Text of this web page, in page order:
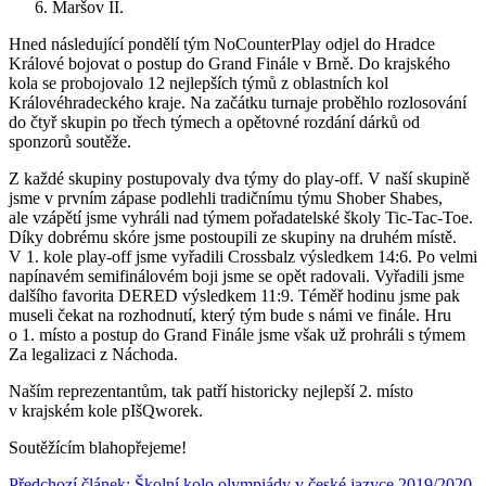
Maršov II.
Hned následující pondělí tým NoCounterPlay odjel do Hradce
Králové bojovat o postup do Grand Finále v Brně. Do krajského
kola se probojovalo 12 nejlepších týmů z oblastních kol
Královéhradeckého kraje. Na začátku turnaje proběhlo rozlosování
do čtyř skupin po třech týmech a opětovné rozdání dárků od
sponzorů soutěže.
Z každé skupiny postupovaly dva týmy do play‑off. V naší skupině
jsme v prvním zápase podlehli tradičnímu týmu Shober Shabes,
ale vzápětí jsme vyhráli nad týmem pořadatelské školy Tic‑Tac‑Toe.
Díky dobrému skóre jsme postoupili ze skupiny na druhém místě.
V 1. kole play‑off jsme vyřadili Crossbalz výsledkem 14:6. Po velmi
napínavém semifinálovém boji jsme se opět radovali. Vyřadili jsme
dalšího favorita DERED výsledkem 11:9. Téměř hodinu jsme pak
museli čekat na rozhodnutí, který tým bude s námi ve finále. Hru
o 1. místo a postup do Grand Finále jsme však už prohráli s týmem
Za legalizaci z Náchoda.
Naším reprezentantům, tak patří historicky nejlepší 2. místo
v krajském kole pIšQworek.
Soutěžícím blahopřejeme!